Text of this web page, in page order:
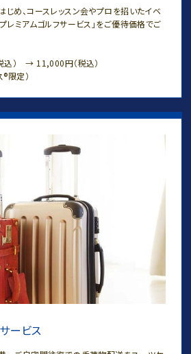
め、コースレッスン会やプロを招いたイベ
レミアムゴルフサービス」をご優待価格でご
込） → 11,000円（税込）
®限定）
ービス